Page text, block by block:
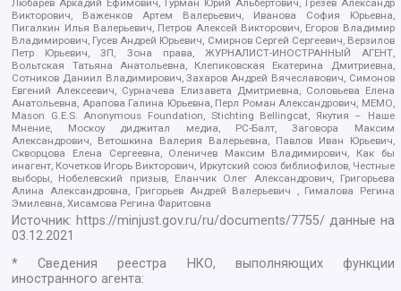
Викторович, Важенков Артем Валерьевич, Иванова София Юрьевна,
Пигалкин Илья Валерьевич, Петров Алексей Викторович, Егоров Владимир
Владимирович, Гусев Андрей Юрьевич, Смирнов Сергей Сергеевич, Верзилов
Петр Юрьевич, ЗП, Зона права, ЖУРНАЛИСТ-ИНОСТРАННЫЙ АГЕНТ,
Вольтская Татьяна Анатольевна, Клепиковская Екатерина Дмитриевна,
Сотников Даниил Владимирович, Захаров Андрей Вячеславович, Симонов
Евгений Алексеевич, Сурначева Елизавета Дмитриевна, Соловьева Елена
Анатольевна, Арапова Галина Юрьевна, Перл Роман Александрович, МЕМО,
Mason G.E.S. Anonymous Foundation, Stichting Bellingcat, Якутия – Наше
Мнение, Москоу диджитал медиа, РС-Балт, Заговора Максим
Александрович, Ветошкина Валерия Валерьевна, Павлов Иван Юрьевич,
Скворцова Елена Сергеевна, Оленичев Максим Владимирович, Как бы
инагент, Кочетков Игорь Викторович, Иркутский союз библиофилов, Честные
выборы, Нобелевский призыв, Еланчик Олег Александрович, Григорьева
Алина Александровна, Григорьев Андрей Валерьевич , Гималова Регина
Эмилевна, Хисамова Регина Фаритовна
Источник: https://minjust.gov.ru/ru/documents/7755/ данные на
03.12.2021
* Сведения реестра НКО, выполняющих функции
иностранного агента: